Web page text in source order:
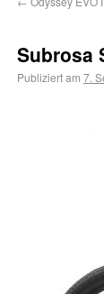
Subrosa
Publiziert am 7.